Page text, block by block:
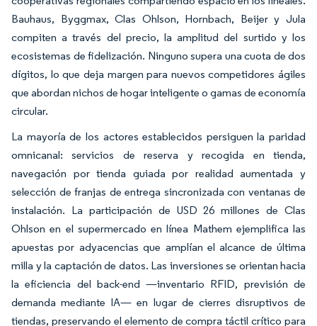
Bauhaus, Byggmax, Clas Ohlson, Hornbach, Beijer y Jula
compiten a través del precio, la amplitud del surtido y los
ecosistemas de fidelización. Ninguno supera una cuota de dos
dígitos, lo que deja margen para nuevos competidores ágiles
que abordan nichos de hogar inteligente o gamas de economía
circular.
La mayoría de los actores establecidos persiguen la paridad
omnicanal: servicios de reserva y recogida en tienda,
navegación por tienda guiada por realidad aumentada y
selección de franjas de entrega sincronizada con ventanas de
instalación. La participación de USD 26 millones de Clas
Ohlson en el supermercado en línea Mathem ejemplifica las
apuestas por adyacencias que amplían el alcance de última
milla y la captación de datos. Las inversiones se orientan hacia
la eficiencia del back-end —inventario RFID, previsión de
demanda mediante IA— en lugar de cierres disruptivos de
tiendas, preservando el elemento de compra táctil crítico para